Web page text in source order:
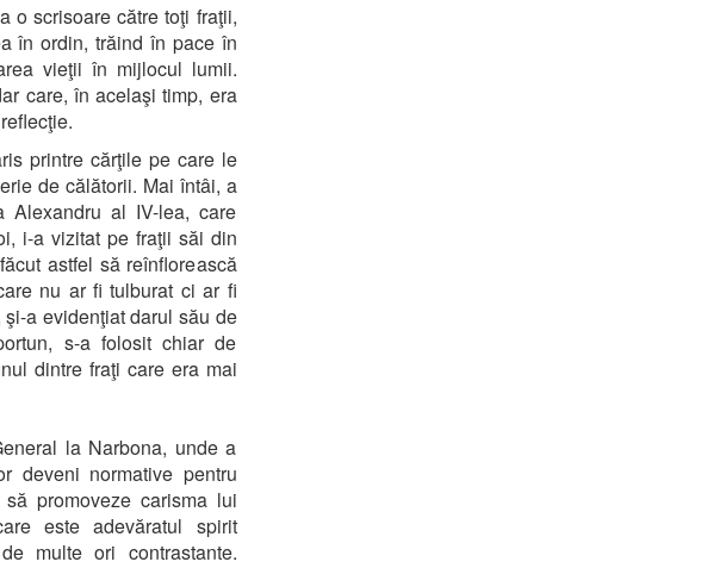
o scrisoare către toţi fraţii,
în ordin, trăind în pace în
vieţii în mijlocul lumii.
care, în acelaşi timp, era
printre cărţile pe care le
de călătorii. Mai întâi, a
al IV-lea, care
i-a vizitat pe fraţii săi din
astfel să reînflorească
nu ar fi tulburat ci ar fi
a evidenţiat darul său de
s-a folosit chiar de
dintre fraţi care era mai
la Narbona, unde a
deveni normative pentru
promoveze carisma lui
este adevăratul spirit
multe ori contrastante.